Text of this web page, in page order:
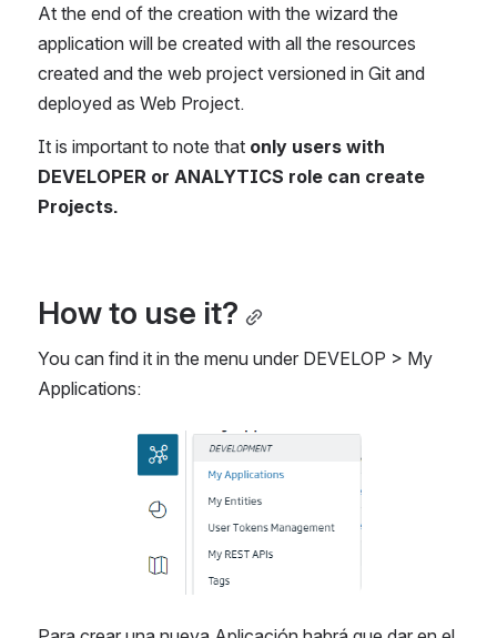
At the end of the creation with the wizard the
application will be created with all the resources
created and the web project versioned in Git and
deployed as Web Project.
It is important to note that only users with
DEVELOPER or ANALYTICS role can create
Projects.
How to use it?
You can find it in the menu under DEVELOP > My
Applications:
Abrir